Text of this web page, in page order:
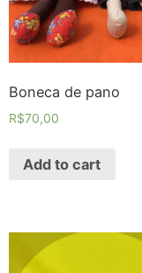
Boneca de pano
R$70,00
Add to cart